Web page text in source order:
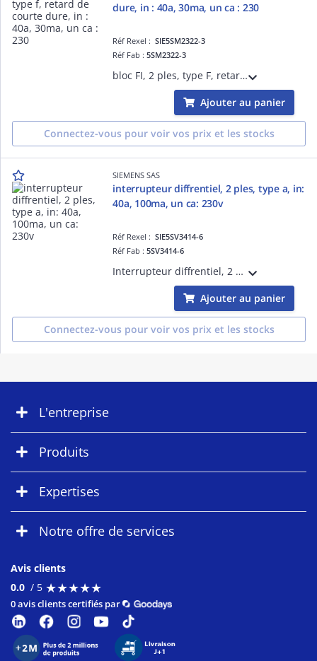
dure, in : 40a, 30ma, un ca : 230
Réf Rexel :SIE5SM2322-3
Réf Fab :5SM2322-3
bloc FI, 2 ples, type F, retard de courte dure, In : 40A, 30mA, Un CA : 230 V, pour 5SY
Ajouter au panier
Connectez-vous pour voir vos prix et les stocks
SIEMENS SAS
interrupteur diffrentiel, 2 ples, type a, in:
40a, 100ma, un ca: 230v
Réf Rexel :SIE5SV3414-6
Réf Fab :5SV3414-6
Interrupteur diffrentiel, 2 ples, type A, In: 40A, 100mA, Un CA: 230V
Ajouter au panier
Connectez-vous pour voir vos prix et les stocks
L'entreprise
Produits
Expertises
Notre offre de services
Avis clients
0.0 / 5 ★★★★★
★★★★★
0 avis clients certifiés par